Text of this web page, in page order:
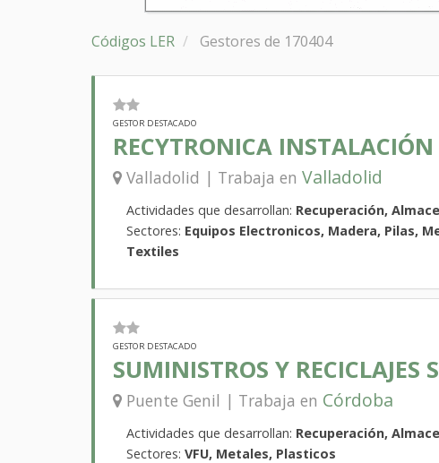
Códigos LER Gestores de 170404
GESTOR DESTACADO
RECYTRONICA INSTALACIÓN
Valladolid | Trabaja en Valladolid
Actividades que desarrollan: Recuperación,
Sectores: Equipos Electronicos, Madera, Pilas,
Textiles
GESTOR DESTACADO
SUMINISTROS Y RECICLAJES
Puente Genil | Trabaja en Córdoba
Actividades que desarrollan: Recuperación,
Sectores: VFU, Metales, Plasticos